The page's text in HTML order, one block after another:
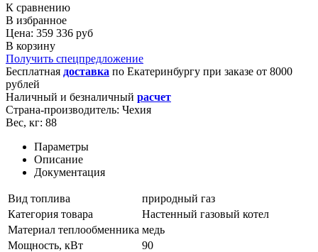
К сравнению
В избранное
Цена: 359 336 руб
В корзину
Получить спецпредложение
Бесплатная доставка по Екатеринбургу при заказе от 8000
рублей
Наличный и безналичный расчет
Страна-производитель: Чехия
Вес, кг: 88
Параметры
Описание
Документация
Вид топлива
природный газ
Категория товара
Настенный газовый котел
Материал теплообменника медь
Мощность, кВт
90